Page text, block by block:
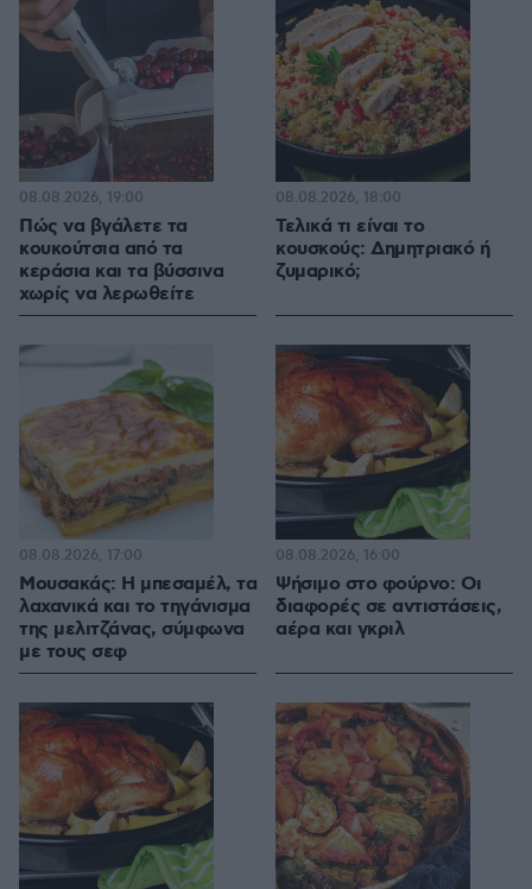
Πώς να βγάλετε τα
κουκούτσια από τα
κεράσια και τα βύσσινα
χωρίς να λερωθείτε
08.08.2026, 19:00
Τελικά τι είναι το
κουσκούς: Δημητριακό ή
ζυμαρικό;
08.08.2026, 18:00
Μουσακάς: Η μπεσαμέλ, τα
λαχανικά και το τηγάνισμα
της μελιτζάνας, σύμφωνα
με τους σεφ
08.08.2026, 17:00
Ψήσιμο στο φούρνο: Οι
διαφορές σε αντιστάσεις,
αέρα και γκριλ
08.08.2026, 16:00